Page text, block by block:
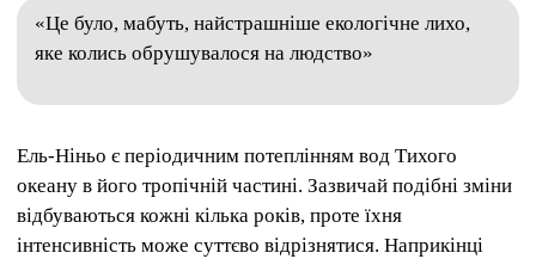
«Це було, мабуть, найстрашніше екологічне лихо,
яке колись обрушувалося на людство»
Ель-Ніньо є періодичним потеплінням вод Тихого
океану в його тропічній частині. Зазвичай подібні зміни
відбуваються кожні кілька років, проте їхня
інтенсивність може суттєво відрізнятися. Наприкінці